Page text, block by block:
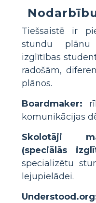
Tiešsaistē ir
stundu plānu
izglītības
radošām,
plānos.
Boardmaker:
komunikācijas
Skolotāji
(speciālās
specializētu
lejupielādei.